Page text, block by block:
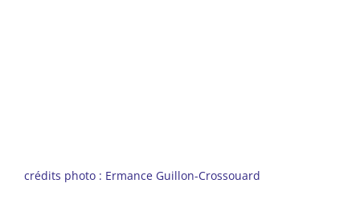
crédits photo : Ermance Guillon-Crossouard